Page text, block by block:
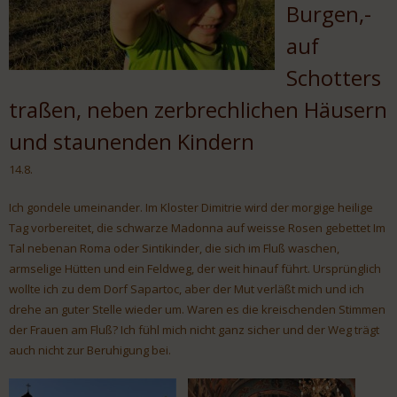
Burgen,-
auf
Schotters
traßen, neben zerbrechlichen Häusern
und staunenden Kindern
14.8.
Ich gondele umeinander. Im Kloster Dimitrie wird der morgige heilige
Tag vorbereitet, die schwarze Madonna auf weisse Rosen gebettet Im
Tal nebenan Roma oder Sintikinder, die sich im Fluß waschen,
armselige Hütten und ein Feldweg, der weit hinauf führt. Ursprünglich
wollte ich zu dem Dorf Sapartoc, aber der Mut verläßt mich und ich
drehe an guter Stelle wieder um. Waren es die kreischenden Stimmen
der Frauen am Fluß? Ich fühl mich nicht ganz sicher und der Weg trägt
auch nicht zur Beruhigung bei.